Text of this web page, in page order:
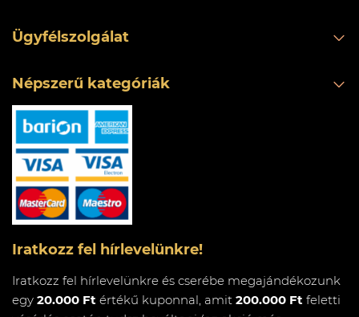
Ügyfélszolgálat
Népszerű kategóriák
Iratkozz fel hírlevelünkre!
Iratkozz fel hírlevelünkre és cserébe megajándékozunk
egy 20.000 Ft értékű kuponnal, amit 200.000 Ft feletti